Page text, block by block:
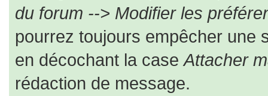
du forum --> Modifier les
pourrez toujours empêcher une
en décochant la caseAttacher
rédaction de message.